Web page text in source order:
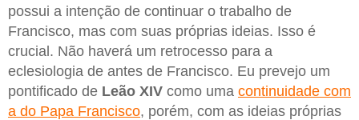
possui a intenção de continuar o trabalho de
Francisco, mas com suas próprias ideias. Isso é
crucial. Não haverá um retrocesso para a
eclesiologia de antes de Francisco. Eu prevejo um
pontificado de Leão XIV como uma continuidade com
a do Papa Francisco, porém, com as ideias próprias